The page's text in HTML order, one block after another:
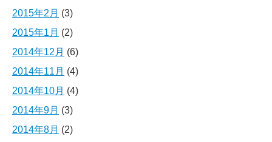
2015年2月 (3)
2015年1月 (2)
2014年12月 (6)
2014年11月 (4)
2014年10月 (4)
2014年9月 (3)
2014年8月 (2)